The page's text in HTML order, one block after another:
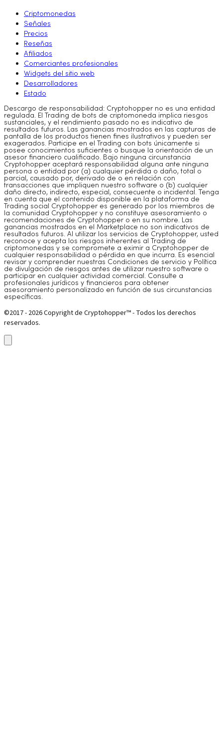
Criptomonedas
Señales
Precios
Reseñas
Afiliados
Comerciantes profesionales
Widgets del sitio web
Desarrolladores
Estado
Descargo de responsabilidad: Cryptohopper no es una entidad
regulada. El Trading de bots de criptomoneda implica riesgos
sustanciales, y el rendimiento pasado no es indicativo de
resultados futuros. Las ganancias mostrados en las capturas de
pantalla de los productos tienen fines ilustrativos y pueden ser
exagerados. Participe en el Trading con bots únicamente si
posee conocimientos suficientes o busque la orientación de un
asesor financiero cualificado. Bajo ninguna circunstancia
Cryptohopper aceptará responsabilidad alguna ante ninguna
persona o entidad por (a) cualquier pérdida o daño, total o
parcial, causado por, derivado de o en relación con
transacciones que impliquen nuestro software o (b) cualquier
daño directo, indirecto, especial, consecuente o incidental. Tenga
en cuenta que el contenido disponible en la plataforma de
Trading social Cryptohopper es generado por los miembros de
la comunidad Cryptohopper y no constituye asesoramiento o
recomendaciones de Cryptohopper o en su nombre. Las
ganancias mostrados en el Marketplace no son indicativos de
resultados futuros. Al utilizar los servicios de Cryptohopper, usted
reconoce y acepta los riesgos inherentes al Trading de
criptomonedas y se compromete a eximir a Cryptohopper de
cualquier responsabilidad o pérdida en que incurra. Es esencial
revisar y comprender nuestras Condiciones de servicio y Política
de divulgación de riesgos antes de utilizar nuestro software o
participar en cualquier actividad comercial. Consulte a
profesionales jurídicos y financieros para obtener
asesoramiento personalizado en función de sus circunstancias
específicas.
©2017 - 2026 Copyright de Cryptohopper™ - Todos los derechos
reservados.